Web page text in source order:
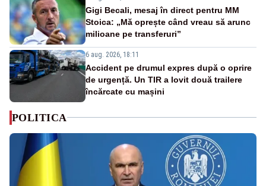
Gigi Becali, mesaj în direct pentru MM
Stoica: „Mă oprește când vreau să arunc
milioane pe transferuri”
6 aug. 2026, 18:11
Accident pe drumul expres după o oprire
de urgență. Un TIR a lovit două trailere
încărcate cu mașini
POLITICA